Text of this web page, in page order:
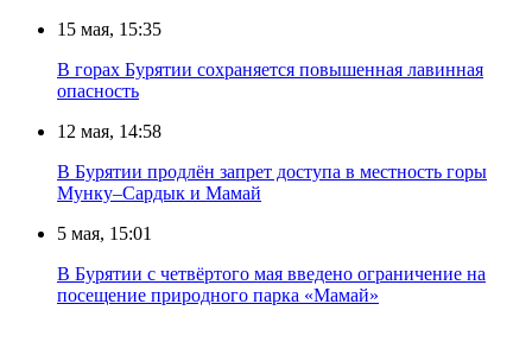
15 мая, 15:35
В горах Бурятии сохраняется повышенная лавинная
опасность
12 мая, 14:58
В Бурятии продлён запрет доступа в местность горы
Мунку–Сардык и Мамай
5 мая, 15:01
В Бурятии с четвёртого мая введено ограничение на
посещение природного парка «Мамай»